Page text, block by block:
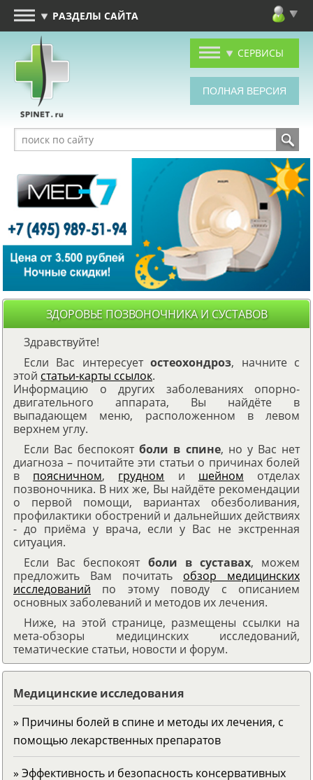
РАЗДЕЛЫ САЙТА
СЕРВИСЫ
ЗДОРОВЬЕ ПОЗВОНОЧНИКА И СУСТАВОВ
Здравствуйте!
Если Вас интересуетостеохондроз, начните с
этой статьи-карты ссылок.
Информацию о других заболеваниях опорно-
двигательного аппарата, Вы найдёте в
выпадающем меню, расположенном в левом
верхнем углу.
Если Вас беспокоятболи в спине, но у Вас нет
диагноза – почитайте эти статьи о причинах болей
в поясничном, грудном и шейном отделах
позвоночника. В них же, Вы найдёте рекомендации
о первой помощи, вариантах обезболивания,
профилактики обострений и дальнейших действиях
- до приёма у врача, если у Вас не экстренная
ситуация.
Если Вас беспокоят боли в суставах, можем
предложить Вам почитать обзор медицинских
исследований по этому поводу с описанием
основных заболеваний и методов их лечения.
Ниже, на этой странице, размещены ссылки на
мета-обзоры медицинских исследований,
тематические статьи, новости и форум.
Медицинские исследования
» Причины болей в спине и методы их лечения, с
помощью лекарственных препаратов
» Эффективность и безопасность консервативных